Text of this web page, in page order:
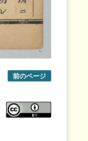
前のページ